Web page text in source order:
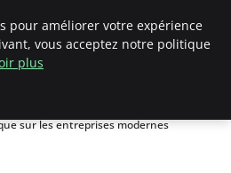
sur les entreprises modernes
pour améliorer votre expérience
vous acceptez notre politique
plus